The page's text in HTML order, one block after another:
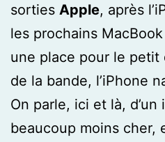
sorties Apple, après
les prochains
une place pour le
de la bande, l’iPhone
On parle, ici et là, d’un
beaucoup moins cher,